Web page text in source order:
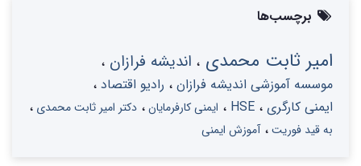
برچسب‌ها
امیر ثابت محمدی اندیشه فرازان
موسسه آموزشی اندیشه فرازان
رادیو اقتصاد
ایمنی کارگری HSE ایمنی کارفرمایان
دکتر امیر ثابت محمدی
به قید فوریت
آموزش ایمنی